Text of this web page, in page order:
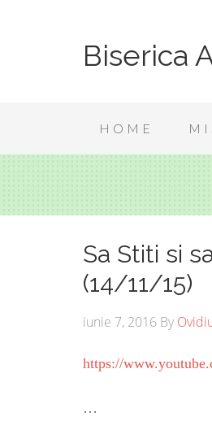
Biserica
HOME
Sa Stiti si
(14/11/15)
iunie 7, 2016 By
https://
…